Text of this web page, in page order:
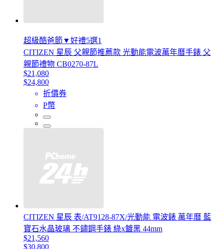
超級酷爸節▼好禮5選1
CITIZEN 星辰 父親節推薦款 光動能電波萬年曆手錶 父
親節禮物 CB0270-87L
$21,080
$24,800
折價券
P幣
CITIZEN 星辰 表/AT9128-87X/光動能 電波錶 萬年曆 藍
寶石水晶玻璃 不鏽鋼手錶 綠x鍍黑 44mm
$21,560
$30,800